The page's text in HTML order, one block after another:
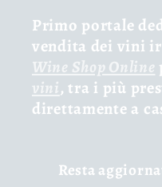
Primo portale
vendita dei vini
Wine Shop Online
vini, tra i più
direttamente a
Resta